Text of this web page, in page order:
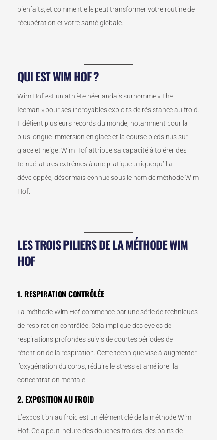
bienfaits, et comment elle peut transformer votre routine de
récupération et votre santé globale.
QUI EST WIM HOF ?
Wim Hof est un athlète néerlandais surnommé « The
Iceman » pour ses incroyables exploits de résistance au froid.
Il détient plusieurs records du monde, notamment pour la
plus longue immersion en glace et la course pieds nus sur
glace et neige. Wim Hof attribue sa capacité à tolérer des
températures extrêmes à une pratique unique qu’il a
développée, désormais connue sous le nom de méthode Wim
Hof.
LES TROIS PILIERS DE LA MÉTHODE WIM
HOF
1. RESPIRATION CONTRÔLÉE
La méthode Wim Hof commence par une série de techniques
de respiration contrôlée. Cela implique des cycles de
respirations profondes suivis de courtes périodes de
rétention de la respiration. Cette technique vise à augmenter
l’oxygénation du corps, réduire le stress et améliorer la
concentration mentale.
2. EXPOSITION AU FROID
L’exposition au froid est un élément clé de la méthode Wim
Hof. Cela peut inclure des douches froides, des bains de